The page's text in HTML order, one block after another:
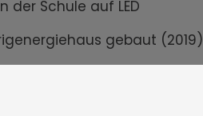
Schule auf LED
gebaut (2019)